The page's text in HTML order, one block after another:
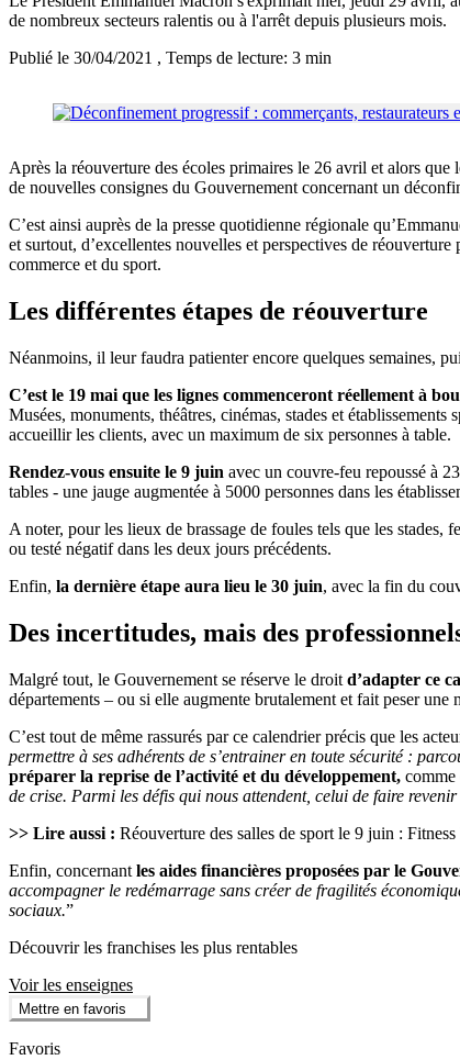
de nombreux secteurs ralentis ou à l'arrêt depuis plusieurs mois.
Publié le 30/04/2021 , Temps de lecture: 3 min
Après la réouverture des écoles primaires le 26 avril et alors que
de nouvelles consignes du Gouvernement concernant un
C’est ainsi auprès de la presse quotidienne régionale
et surtout, d’excellentes nouvelles et perspectives de
commerce et du sport.
Les différentes étapes de réouverture
Néanmoins, il leur faudra patienter encore quelques semaines,
C’est le 19 mai que les lignes commenceront réellement à
Musées, monuments, théâtres, cinémas, stades et
accueillir les clients, avec un maximum de six personnes à table.
Rendez-vous ensuite le 9 juin avec un couvre-feu repoussé à
tables - une jauge augmentée à 5000 personnes dans les
A noter, pour les lieux de brassage de foules tels que les
ou testé négatif dans les deux jours précédents.
Enfin, la dernière étape aura lieu le 30 juin, avec la fin du
Des incertitudes, mais des
Malgré tout, le Gouvernement se réserve le droit d’adapter ce
départements – ou si elle augmente brutalement et fait peser une
C’est tout de même rassurés par ce calendrier précis que les
permettre à ses adhérents de s’entrainer en toute sécurité :
préparer la reprise de l’activité et du développement, comme
de crise. Parmi les défis qui nous attendent, celui de faire
>> Lire aussi : Réouverture des salles de sport le 9 juin : Fitness
Enfin, concernant les aides financières proposées par le
accompagner le redémarrage sans créer de fragilités
sociaux.”
Découvrir les franchises les plus rentables
Voir les enseignes
Mettre en favoris
Favoris